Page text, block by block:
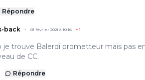
Répondre
back 01 février 2021 à 10:16 +1
je trouve Balerdi prometteur mais pas
de CC.
Répondre